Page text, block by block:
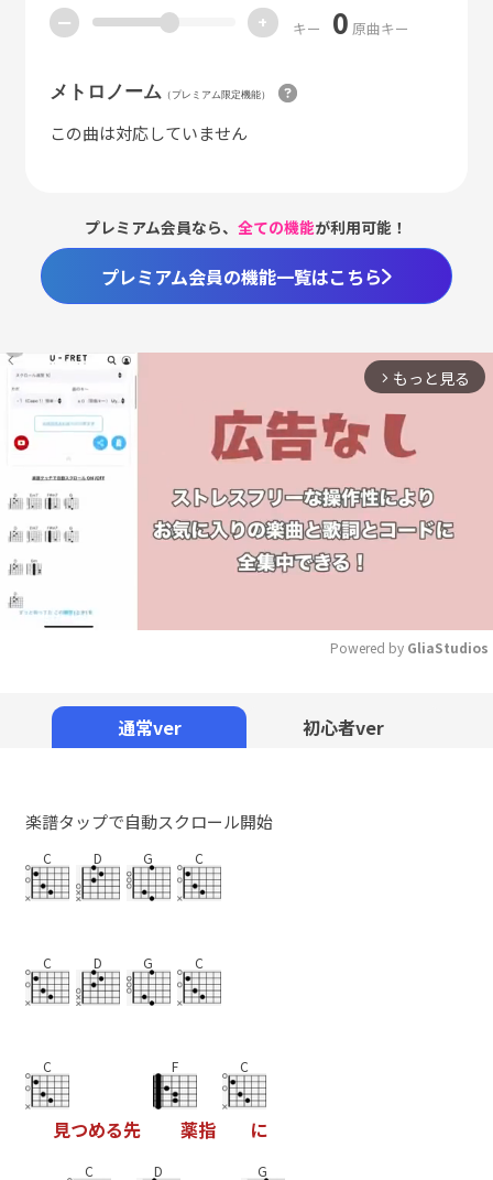
ー + キー 0 原曲キー
メトロノーム （プレミアム限定機能）
この曲は対応していません
プレミアム会員なら、全ての機能が利用可能！
プレミアム会員の機能一覧はこちら
arrow_forward_ios もっと見る
Powered by GliaStudios
通常ver 初心者ver
楽譜タップで自動スクロール開始
C D G C
C D G C
C
見つめる先
F
薬指
C
に
C D G